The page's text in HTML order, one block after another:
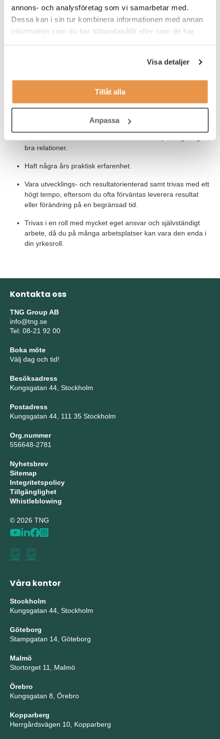
annons- och analysföretag som vi samarbetar med.
Dessa kan i sin tur kombinera informationen med annan
information som du har tillhandahållit eller som de har
Visa detaljer
Tillåt alla
Anpassa
du har – din kompetens. Rent praktiskt innebär konsultjobbet att
du är anställd av oss (men vill du hellre arbeta som
underkonsult så går det också bra), och har din arbetsplats hos
För att lyckas som konsult på TNG Tech behöver du:
inom automation, el, produktion eller underhåll.
Kunna kommunicera och presentera information på olika
bra relationer.
Haft några års praktisk erfarenhet.
Vara utvecklings- och resultatorienterad samt trivas med ett
högt tempo, eftersom du ofta förväntas leverera resultat
eller förändring på en begränsad tid.
Trivas i en roll med mycket eget ansvar och självständigt
arbete, då du på många arbetsplatser kan vara den enda i
din yrkesroll.
Kontakta oss
TNG Group AB
info@tng.se
Tel: 08-21 92 00
Boka möte
Välj dag och tid!
Besöksadress
Kungsgatan 44, Stockholm
Postadress
Kungsgatan 44, 111 35 Stockholm
Org.nummer
556648-2781
Nyhetsbrev
Sitemap
Integritetspolicy
Tillgänglighet
Whistleblowing
© 2026 TNG
Våra kontor
Stockholm
Kungsgatan 44, Stockholm
Göteborg
Stampgatan 14, Göteborg
Malmö
Stortorget 11, Malmö
Örebro
Kungsgatan 8, Örebro
Kopparberg
Herrgårdsvägen 10, Kopparberg